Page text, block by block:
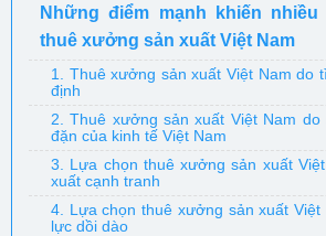
Những điểm mạnh khiến
thuê xưởng sản xuất Việt Nam
1. Thuê xưởng sản xuất Việt Nam do
định
2. Thuê xưởng sản xuất Việt Nam
đặn của kinh tế Việt Nam
3. Lựa chọn thuê xưởng sản xuất
xuất cạnh tranh
4. Lựa chọn thuê xưởng sản xuất Việt
lực dồi dào